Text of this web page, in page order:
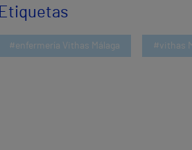
Etiquetas
#enfermería Vithas Málaga #vithas